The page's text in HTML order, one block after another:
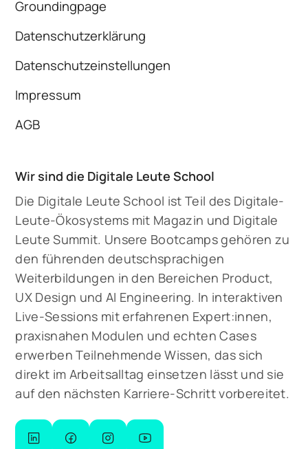
Groundingpage
Datenschutzerklärung
Datenschutzeinstellungen
Impressum
AGB
Wir sind die Digitale Leute School
Die Digitale Leute School ist Teil des Digitale-
Leute-Ökosystems mit Magazin und Digitale
Leute Summit. Unsere Bootcamps gehören zu
den führenden deutschsprachigen
Weiterbildungen in den Bereichen Product,
UX Design und AI Engineering. In interaktiven
Live-Sessions mit erfahrenen Expert:innen,
praxisnahen Modulen und echten Cases
erwerben Teilnehmende Wissen, das sich
direkt im Arbeitsalltag einsetzen lässt und sie
auf den nächsten Karriere-Schritt vorbereitet.